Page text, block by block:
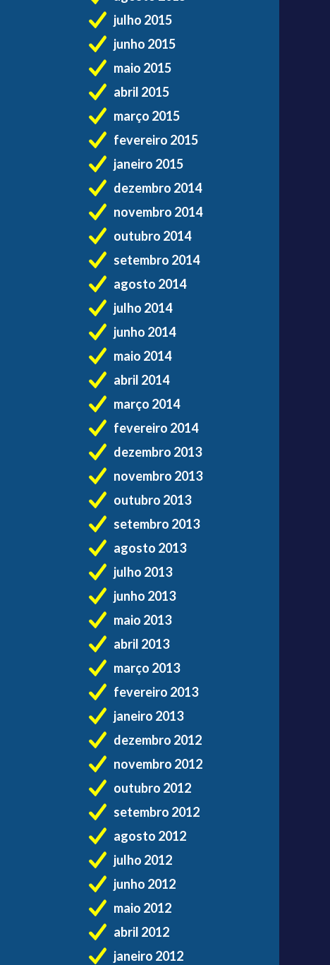
julho 2015
junho 2015
maio 2015
abril 2015
março 2015
fevereiro 2015
janeiro 2015
dezembro 2014
novembro 2014
outubro 2014
setembro 2014
agosto 2014
julho 2014
junho 2014
maio 2014
abril 2014
março 2014
fevereiro 2014
dezembro 2013
novembro 2013
outubro 2013
setembro 2013
agosto 2013
julho 2013
junho 2013
maio 2013
abril 2013
março 2013
fevereiro 2013
janeiro 2013
dezembro 2012
novembro 2012
outubro 2012
setembro 2012
agosto 2012
julho 2012
junho 2012
maio 2012
abril 2012
janeiro 2012